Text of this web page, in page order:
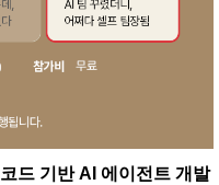
드 기반 AI 에이전트 개발